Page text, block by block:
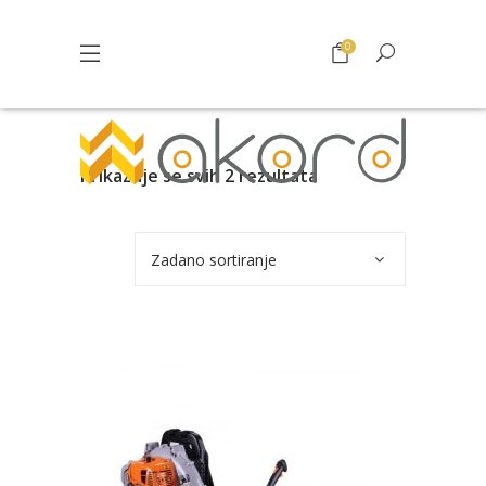
0
Prikazuje se svih 2 rezultata
Zadano sortiranje